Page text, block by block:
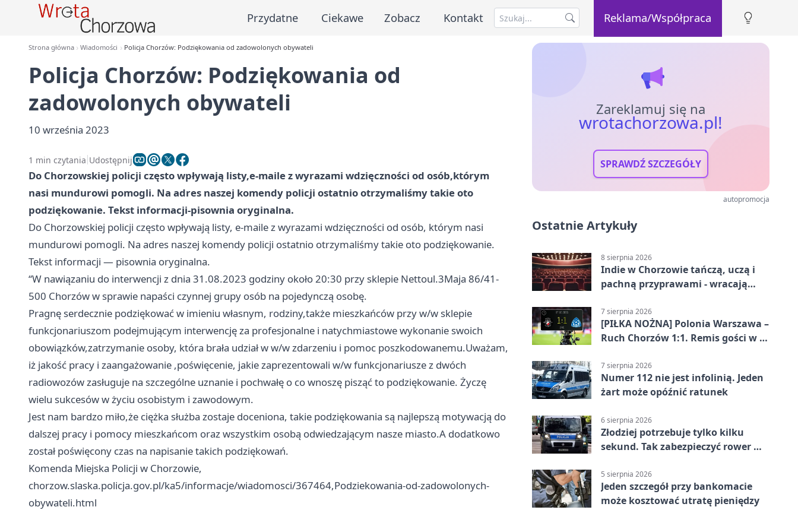
Przydatne Ciekawe Zobacz Kontakt Reklama/Współpraca
Strona główna Wiadomości Policja Chorzów: Podziękowania od zadowolonych obywateli
Policja Chorzów: Podziękowania od
zadowolonych obywateli
10 września 2023
1 min czytania Udostępnij
Do Chorzowskiej policji często wpływają listy,e-maile z wyrazami wdzięczności od osób,którym
nasi mundurowi pomogli. Na adres naszej komendy policji ostatnio otrzymaliśmy takie oto
podziękowanie. Tekst informacji-pisownia oryginalna.
Do Chorzowskiej policji często wpływają listy, e-maile z wyrazami wdzięczności od osób, którym nasi
mundurowi pomogli. Na adres naszej komendy policji ostatnio otrzymaliśmy takie oto podziękowanie.
Tekst informacji — pisownia oryginalna.
‘‘W nawiązaniu do interwencji z dnia 31.08.2023 godziny około 20:30 przy sklepie Nettoul.3Maja 86/41-
500 Chorzóww sprawie napaści czynnej grupy osób na pojedynczą osobę.
Pragnę serdecznie podziękować w imieniu własnym, rodziny,także mieszkańców przy w/w sklepie
funkcjonariuszom podejmującym interwencję za profesjonalne i natychmiastowe wykonanie swoich
obowiązków,zatrzymanie osoby, która brała udział w w/w zdarzeniu i pomoc poszkodowanemu.Uważam,
iż jakość pracy i zaangażowanie ,poświęcenie, jakie zaprezentowali w/w funkcjonariusze z dwóch
radiowozów zasługuje na szczególne uznanie i pochwałę o co wnoszę pisząć to podziękowanie. Życzę
wielu sukcesów w życiu osobistym i zawodowym.
Jest nam bardzo miło,że ciężka służba zostaje doceniona, takie podziękowania są najlepszą motywacją do
dalszej pracy i pomocy mieszkańcom oraz wszystkim osobą odwiedzającym nasze miasto.A dodatkowo
został poświęcony czas na napisanie takich podziękowań.
Komenda Miejska Policji w Chorzowie,
chorzow.slaska.policja.gov.pl/ka5/informacje/wiadomosci/367464,Podziekowania-od-zadowolonych-
obywateli.html
Zareklamuj się na
wrotachorzowa.pl!
SPRAWDŹ SZCZEGÓŁY
autopromocja
Ostatnie Artykuły
8 sierpnia 2026
Indie w Chorzowie tańczą, uczą i
pachną przyprawami - wracają
7 sierpnia 2026
[PIŁKA NOŻNA] Polonia Warszawa –
Ruch Chorzów 1:1. Remis gości w 3.
7 sierpnia 2026
Numer 112 nie jest infolinią. Jeden
żart może opóźnić ratunek
6 sierpnia 2026
Złodziej potrzebuje tylko kilku
sekund. Tak zabezpieczyć rower w
5 sierpnia 2026
Jeden szczegół przy bankomacie
może kosztować utratę pieniędzy